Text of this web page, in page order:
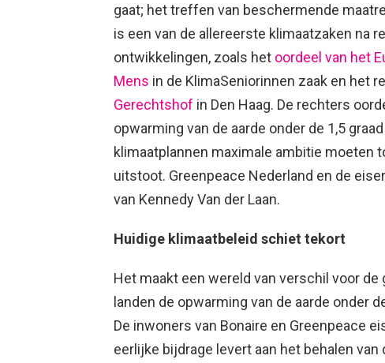
gaat; het treffen van beschermende
is een van de allereerste klimaatzaken na
ontwikkelingen, zoals het oordeel van het
Mens in de KlimaSeniorinnen zaak en het
Gerechtshof in Den Haag. De rechters
opwarming van de aarde onder de 1,5
klimaatplannen maximale ambitie moeten
uitstoot. Greenpeace Nederland en de
van Kennedy Van der Laan.
Huidige klimaatbeleid schiet tekort
Het maakt een wereld van verschil voor
landen de opwarming van de aarde onder
De inwoners van Bonaire en Greenpeace
eerlijke bijdrage levert aan het behalen